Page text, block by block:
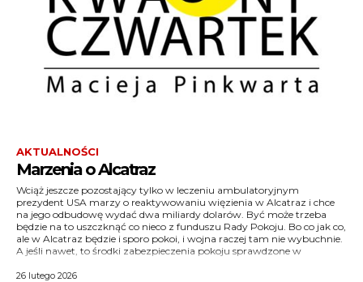
AKTUALNOŚCI
Marzenia o Alcatraz
Wciąż jeszcze pozostający tylko w leczeniu ambulatoryjnym
prezydent USA marzy o reaktywowaniu więzienia w Alcatraz i chce
na jego odbudowę wydać dwa miliardy dolarów. Być może trzeba
będzie na to uszczknąć co nieco z funduszu Rady Pokoju. Bo co jak co,
ale w Alcatraz będzie i sporo pokoi, i wojna raczej tam nie wybuchnie.
A jeśli nawet, to środki zabezpieczenia pokoju sprawdzone w
Minneapolis będą tam działać znakomicie. Jestem w mojej ulubionej
restauracji słowackiej. Czytam Jedalny listok. A w nim widzę slovenské
pirohy, z bryndzą, śmietaną i skwarkami. Smaczne? Jeszcze jak!
Niezdrowe? Jeszcze jak! Stowarzyszenie Lekarzy Kardiologów zbiera
podpisy pod petycją, żądającą zakazu umieszczania slovenskych
pirohov w jakimkolwiek menu. A może w ogóle drukowania menu, bo
ktoś mógłby sobie jakieś niezdrowe danie zamówić. I dostać
cholesterolu. I umrzeć na zawał. Istnienie jakiegoś dania w menu nie
zmusza nikogo do jego zamawiania. Podobnie aprobata dla
feminatywów nie oznacza przymuszenia wszystkich do określania
kobiety prowadzącej auto mianem kierowczyni, ani zakazu
nazywania psychiatrki lekarzem-psychiatrą. Inna rzecz, że określenie
lekarz-psychiatra, a nie lekarz-psychiater to dość wyczuwalna
26 lutego 2026